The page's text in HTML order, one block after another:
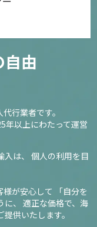
由
行業者です。
年以上にわたって運営
は、
個人の利用を目
様が安心して
「自分を
、
適正な価格で、海
供いたします。